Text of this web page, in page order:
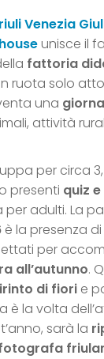
Venezia
unisce il
fattoria
ruota solo
una
attività
per circa
presenti quiz
per adulti. La
è la presenza
per
all’autunno.
di fiori e
è la volta
sarà la